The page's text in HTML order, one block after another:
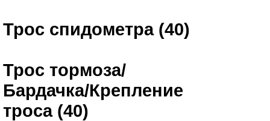
Трос спидометра (40)
Трос тормоза/
Бардачка/Крепление
троса (40)